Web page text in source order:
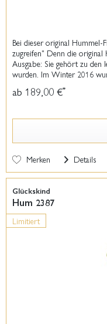
Bei dieser original
zugreifen" Denn die original
Ausgabe: Sie gehört zu den
wurden. Im Winter 2016
ab 189,00 €*
Merken Details
Limitiert
Glückskind
Hum 2387